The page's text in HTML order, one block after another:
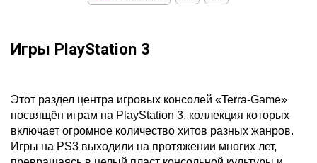
Игры PlayStation 3
Этот раздел центра игровых консолей «Terra-Game»
посвящён играм на PlayStation 3, коллекция которых
включает огромное количество хитов разных жанров.
Игры на PS3 выходили на протяжении многих лет,